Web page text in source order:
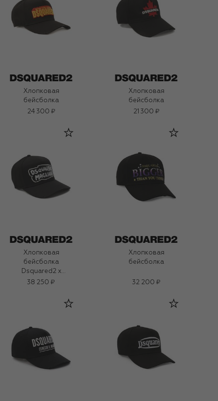
Хлопковая
бейсболка
24 300 ₽
Хлопковая
бейсболка
21 300 ₽
Хлопковая
бейсболка
Dsquared2 x
Magliano
38 250 ₽
Хлопковая
бейсболка
32 200 ₽